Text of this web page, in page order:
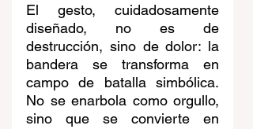
El gesto, cuidadosamente
diseñado, no es de
destrucción, sino de dolor: la
bandera se transforma en
campo de batalla simbólica.
No se enarbola como orgullo,
sino que se convierte en